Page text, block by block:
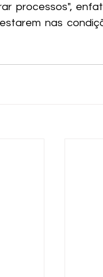
processos",
nas